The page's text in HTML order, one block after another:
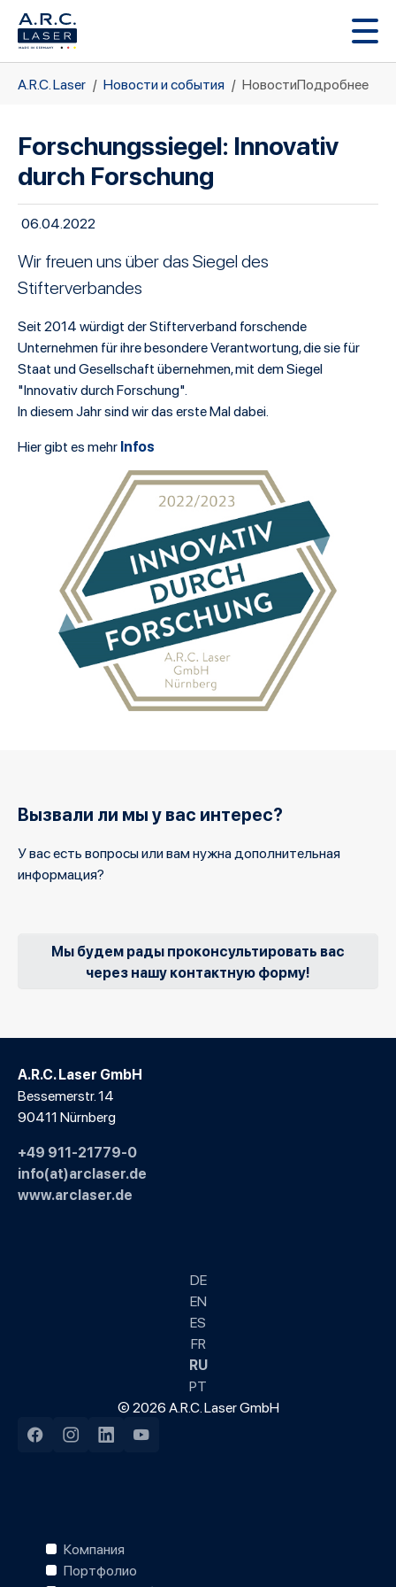
Перейти к основному содержимому
Вы здесь:
A.R.C. Laser Новости и события НовостиПодробнее
Forschungssiegel: Innovativ
durch Forschung
06.04.2022
Wir freuen uns über das Siegel des
Stifterverbandes
Seit 2014 würdigt der Stifterverband forschende
Unternehmen für ihre besondere Verantwortung, die sie für
Staat und Gesellschaft übernehmen, mit dem Siegel
"Innovativ durch Forschung".
In diesem Jahr sind wir das erste Mal dabei.
Hier gibt es mehrInfos
Вызвали ли мы у вас интерес?
У вас есть вопросы или вам нужна дополнительная
информация?
Мы будем рады проконсультировать вас
через нашу контактную форму!
A.R.C. Laser GmbH
Bessemerstr. 14
90411 Nürnberg
+49 911-21779-0
info(at)arclaser.de
www.arclaser.de
DE
EN
ES
FR
RU
PT
© 2026 A.R.C. Laser GmbH
FacebookInstagramLinkedInYouTube
Компания
Портфолио